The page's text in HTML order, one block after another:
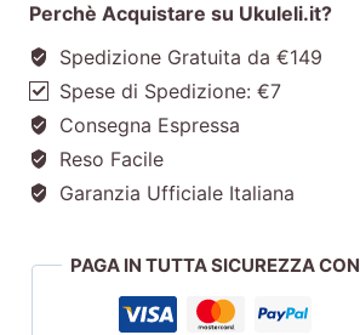
Perchè Acquistare su Ukuleli.it?
Spedizione Gratuita da €149
Spese di Spedizione: €7
Consegna Espressa
Reso Facile
Garanzia Ufficiale Italiana
PAGA IN TUTTA SICUREZZA CON